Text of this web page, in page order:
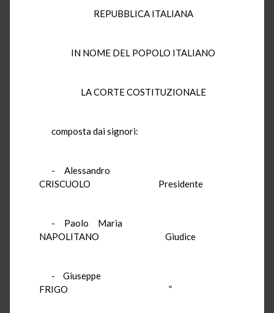
REPUBBLICA ITALIANA
IN NOME DEL POPOLO ITALIANO
LA CORTE COSTITUZIONALE
composta dai signori:
- Alessandro
CRISCUOLO Presidente
- Paolo Maria
NAPOLITANO Giudice
- Giuseppe
FRIGO ”